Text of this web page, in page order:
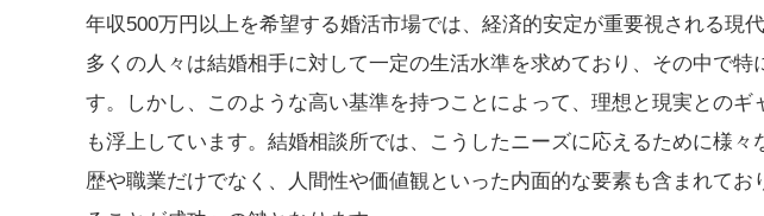
年収500万円以上を希望する婚活市場では、経済的安定が重要視される現
多くの人々は結婚相手に対して一定の生活水準を求めており、その中で特
す。しかし、このような高い基準を持つことによって、理想と現実との
も浮上しています。結婚相談所では、こうしたニーズに応えるために様
歴や職業だけでなく、人間性や価値観といった内面的な要素も含まれて